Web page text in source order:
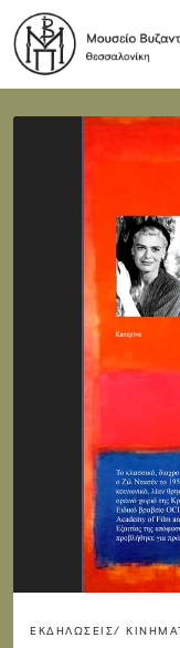
ΕΚΔΗΛΏΣΕΙΣ/